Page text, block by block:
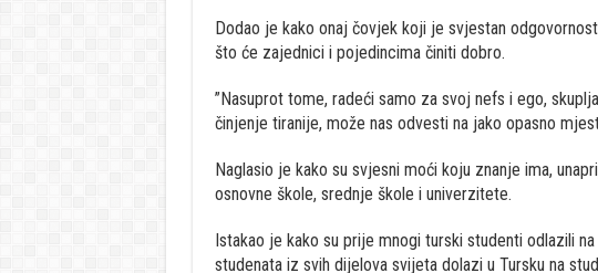
Dodao je kako onaj čovjek koji je svjestan
što će zajednici i pojedincima činiti dobro.
”Nasuprot tome, radeći samo za svoj nefs i ego,
činjenje tiranije, može nas odvesti na jako opasno
Naglasio je kako su svjesni moći koju znanje ima,
osnovne škole, srednje škole i univerzitete.
Istakao je kako su prije mnogi turski studenti odlazili
studenata iz svih dijelova svijeta dolazi u Tursku na